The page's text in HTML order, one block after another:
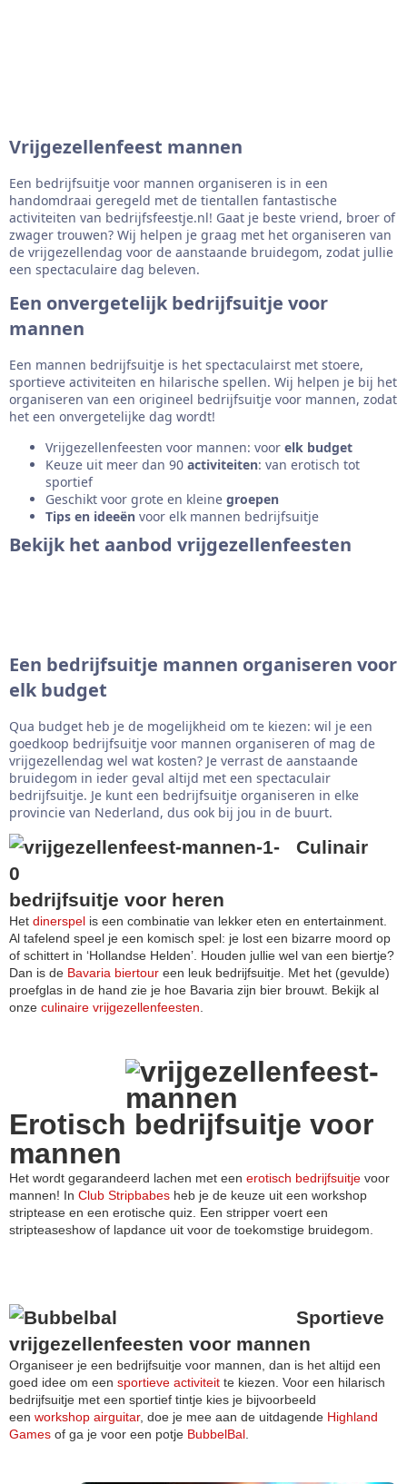
Vrijgezellenfeest mannen
Een bedrijfsuitje voor mannen organiseren is in een
handomdraai geregeld met de tientallen fantastische
activiteiten van bedrijfsfeestje.nl! Gaat je beste vriend, broer of
zwager trouwen? Wij helpen je graag met het organiseren van
de vrijgezellendag voor de aanstaande bruidegom, zodat jullie
een spectaculaire dag beleven.
Een onvergetelijk bedrijfsuitje voor
mannen
Een mannen bedrijfsuitje is het spectaculairst met stoere,
sportieve activiteiten en hilarische spellen. Wij helpen je bij het
organiseren van een origineel bedrijfsuitje voor mannen, zodat
het een onvergetelijke dag wordt!
Vrijgezellenfeesten voor mannen: voor elk budget
Keuze uit meer dan 90 activiteiten: van erotisch tot
sportief
Geschikt voor grote en kleine groepen
Tips en ideeën voor elk mannen bedrijfsuitje
Bekijk het aanbod vrijgezellenfeesten
Een bedrijfsuitje mannen organiseren voor
elk budget
Qua budget heb je de mogelijkheid om te kiezen: wil je een
goedkoop bedrijfsuitje voor mannen organiseren of mag de
vrijgezellendag wel wat kosten? Je verrast de aanstaande
bruidegom in ieder geval altijd met een spectaculair
bedrijfsuitje. Je kunt een bedrijfsuitje organiseren in elke
provincie van Nederland, dus ook bij jou in de buurt.
Culinair
bedrijfsuitje voor heren
Het dinerspel is een combinatie van lekker eten en entertainment.
Al tafelend speel je een komisch spel: je lost een bizarre moord op
of schittert in ‘Hollandse Helden’. Houden jullie wel van een biertje?
Dan is de Bavaria biertour een leuk bedrijfsuitje. Met het (gevulde)
proefglas in de hand zie je hoe Bavaria zijn bier brouwt. Bekijk al
onze culinaire vrijgezellenfeesten
Erotisch bedrijfsuitje voor
mannen
Het wordt gegarandeerd lachen met een erotisch bedrijfsuitje voor
mannen! In Club Stripbabes heb je de keuze uit een workshop
striptease en een erotische quiz. Een stripper voert een
stripteaseshow of lapdance uit voor de toekomstige bruidegom.
Sportieve
vrijgezellenfeesten voor mannen
Organiseer je een bedrijfsuitje voor mannen, dan is het altijd een
goed idee om een sportieve activiteit te kiezen. Voor een hilarisch
bedrijfsuitje met een sportief tintje kies je bijvoorbeeld
een workshop airguitar, doe je mee aan de uitdagende Highland
Games of ga je voor een potje BubbelBal